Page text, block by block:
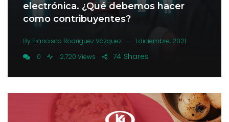
electrónica. ¿Qué debemos hacer
como contribuyentes?
By Francisco Rodríguez Vázquez .
1 diciembre, 2021
0
2,720 Views Shares
74